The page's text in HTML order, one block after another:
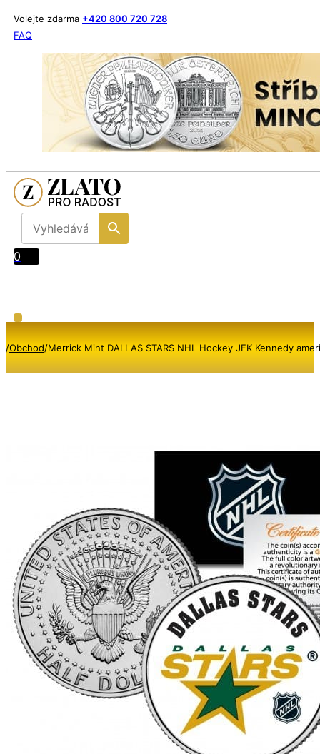
Volejte zdarma +420 800 720 728
FAQ
0
/Obchod/Merrick Mint DALLAS STARS NHL Hockey JFK Kennedy